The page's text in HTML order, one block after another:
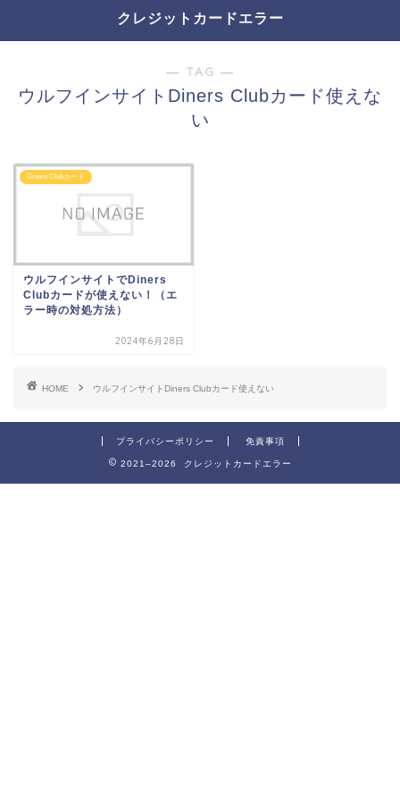
クレジットカードエラー
― TAG ―
ウルフインサイトDiners Clubカード使えな
い
Diners Clubカード
ウルフインサイトでDiners
Clubカードが使えない！（エ
ラー時の対処方法）
2024年6月28日
HOME ウルフインサイトDiners Clubカード使えない
プライバシーポリシー 免責事項
2021–2026 クレジットカードエラー